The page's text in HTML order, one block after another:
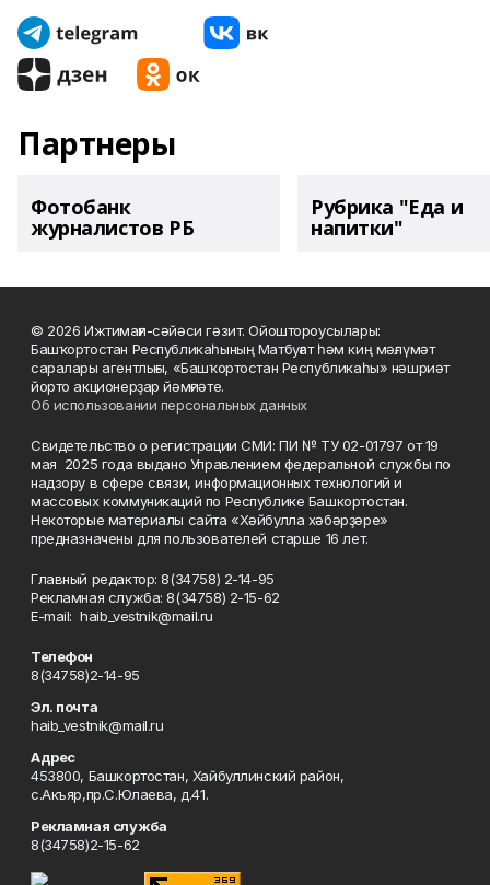
Партнеры
Фотобанк
журналистов РБ
Рубрика "Еда и
напитки"
© 2026 Ижтимағи-сәйәси гәзит. Ойоштороусылары:
Башҡортостан Республикаһының Матбуғат һәм киң мәғлүмәт
саралары агентлығы, «Башҡортостан Республикаһы» нәшриәт
йорто акционерҙар йәмғиәте.
Об использовании персональных данных
Свидетельство о регистрации СМИ: ПИ № ТУ 02-01797 от 19
мая 2025 года выдано Управлением федеральной службы по
надзору в сфере связи, информационных технологий и
массовых коммуникаций по Республике Башкортостан.
Некоторые материалы сайта «Хәйбулла хәбәрҙәре»
предназначены для пользователей старше 16 лет.
Главный редактор: 8(34758) 2-14-95
Рекламная служба: 8(34758) 2-15-62
Е-mаil: haib_vestnik@mail.ru
Телефон
8(34758)2-14-95
Эл. почта
haib_vestnik@mail.ru
Адрес
453800, Башкортостан, Хайбуллинский район,
с.Акъяр,пр.С.Юлаева, д.41.
Рекламная служба
8(34758)2-15-62